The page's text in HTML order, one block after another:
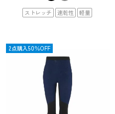
ストレッチ 速乾性 軽量
OUTLET
2点購入50％OFF